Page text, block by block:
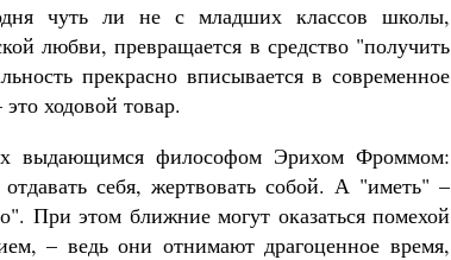
чуть ли не с младших классов школы,
любви, превращается в средство "получить
прекрасно вписывается в современное
ходовой товар.
выдающимся философом Эрихом Фроммом:
себя, жертвовать собой. А "иметь" –
При этом ближние могут оказаться помехой
– ведь они отнимают драгоценное время,